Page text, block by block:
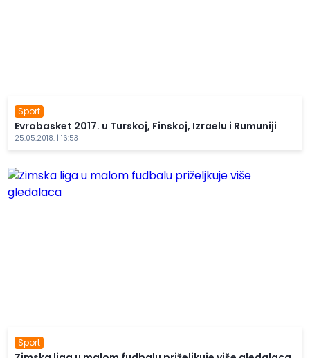
Sport
Evrobasket 2017. u Turskoj, Finskoj, Izraelu i Rumuniji
25.05.2018. | 16:53
Sport